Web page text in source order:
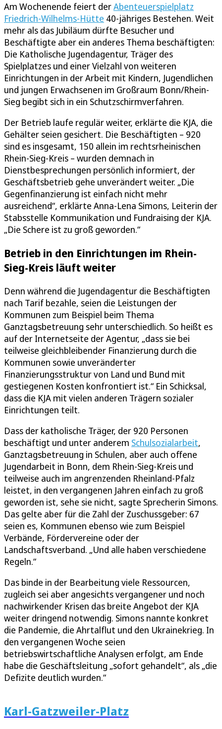
Am Wochenende feiert derAbenteuerspielplatz
Friedrich-Wilhelms-Hütte 40-jähriges Bestehen. Weit
mehr als das Jubiläum dürfte Besucher und
Beschäftigte aber ein anderes Thema beschäftigten:
Die Katholische Jugendagentur, Träger des
Spielplatzes und einer Vielzahl von weiteren
Einrichtungen in der Arbeit mit Kindern, Jugendlichen
und jungen Erwachsenen im Großraum Bonn/Rhein-
Sieg begibt sich in ein Schutzschirmverfahren.
Der Betrieb laufe regulär weiter, erklärte die KJA, die
Gehälter seien gesichert. Die Beschäftigten – 920
sind es insgesamt, 150 allein im rechtsrheinischen
Rhein-Sieg-Kreis – wurden demnach in
Dienstbesprechungen persönlich informiert, der
Geschäftsbetrieb gehe unverändert weiter. „Die
Gegenfinanzierung ist einfach nicht mehr
ausreichend“, erklärte Anna-Lena Simons, Leiterin der
Stabsstelle Kommunikation und Fundraising der KJA.
„Die Schere ist zu groß geworden.“
Betrieb in den Einrichtungen im Rhein-
Sieg-Kreis läuft weiter
Denn während die Jugendagentur die Beschäftigten
nach Tarif bezahle, seien die Leistungen der
Kommunen zum Beispiel beim Thema
Ganztagsbetreuung sehr unterschiedlich. So heißt es
auf der Internetseite der Agentur, „dass sie bei
teilweise gleichbleibender Finanzierung durch die
Kommunen sowie unveränderter
Finanzierungsstruktur von Land und Bund mit
gestiegenen Kosten konfrontiert ist.“ Ein Schicksal,
dass die KJA mit vielen anderen Trägern sozialer
Einrichtungen teilt.
Dass der katholische Träger, der 920 Personen
beschäftigt und unter anderem Schulsozialarbeit,
Ganztagsbetreuung in Schulen, aber auch offene
Jugendarbeit in Bonn, dem Rhein-Sieg-Kreis und
teilweise auch im angrenzenden Rheinland-Pfalz
leistet, in den vergangenen Jahren einfach zu groß
geworden ist, sehe sie nicht, sagte Sprecherin Simons.
Das gelte aber für die Zahl der Zuschussgeber: 67
seien es, Kommunen ebenso wie zum Beispiel
Verbände, Fördervereine oder der
Landschaftsverband. „Und alle haben verschiedene
Regeln.“
Das binde in der Bearbeitung viele Ressourcen,
zugleich sei aber angesichts vergangener und noch
nachwirkender Krisen das breite Angebot der KJA
weiter dringend notwendig. Simons nannte konkret
die Pandemie, die Ahrtalflut und den Ukrainekrieg. In
den vergangenen Woche seien
betriebswirtschaftliche Analysen erfolgt, am Ende
habe die Geschäftsleitung „sofort gehandelt“, als „die
Defizite deutlich wurden.“
Karl-Gatzweiler-Platz